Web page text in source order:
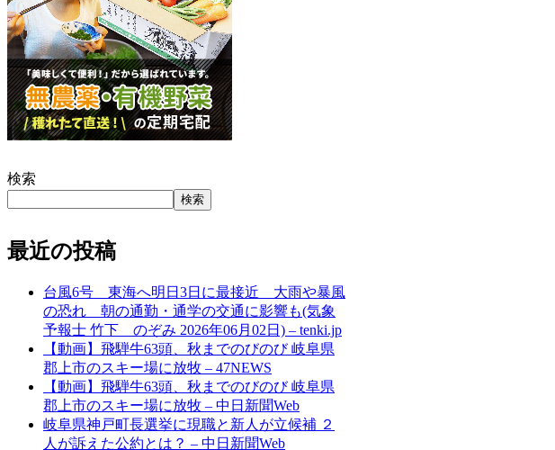
検索
検索
最近の投稿
台風6号 東海へ明日3日に最接近 大雨や暴風
の恐れ 朝の通勤・通学の交通に影響も(気象
予報士 竹下 のぞみ 2026年06月02日) – tenki.jp
【動画】飛騨牛63頭、秋までのびのび 岐阜県
郡上市のスキー場に放牧 – 47NEWS
【動画】飛騨牛63頭、秋までのびのび 岐阜県
郡上市のスキー場に放牧 – 中日新聞Web
岐阜県神戸町長選挙に現職と新人が立候補 ２
人が訴えた公約とは？ – 中日新聞Web